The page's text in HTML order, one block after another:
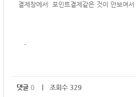
결제창에서 포인트결제같은 것이 안보여서
-
댓글 0 ｜ 조회수 329